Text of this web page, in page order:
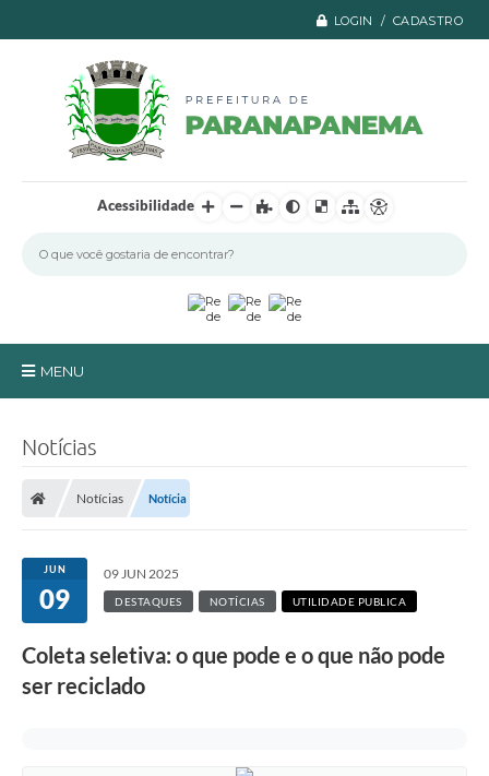
LOGIN / CADASTRO
Acessibilidade
MENU
Transparência
Ouvidoria / SIC
Fale Conosco
Leis Municipais
Notícias
Notícias Notícia
JUN
09
09 JUN 2025
DESTAQUES NOTÍCIAS UTILIDADE PUBLICA
Coleta seletiva: o que pode e o que não pode
ser reciclado